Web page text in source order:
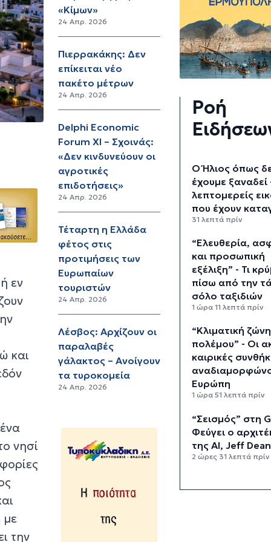
εν
και
νησί
με
την
«Κίμων»
24 Απρ. 2026
Πιερρακάκης: Δεν
επίκειται νέο
πακέτο μέτρων
24 Απρ. 2026
Delphi Economic
Forum XI – Σχοινάς:
«Δεν κινδυνεύουν οι
αγροτικές
επιδοτήσεις»
24 Απρ. 2026
Τέταρτη η Ελλάδα
φέτος στις
προτιμήσεις των
Ευρωπαίων
τουριστών
24 Απρ. 2026
Λέσβος: Αρχίζουν οι
παραλαβές
γάλακτος – Ανοίγουν
τα τυροκομεία
24 Απρ. 2026
Ροή
Ο Ήλιος όπως
έχουμε ξαναδεί
λεπτομερείς
που έχουν
31 λεπτά πρίν
“Ελευθερία,
και προσωπική
εξέλιξη” - Τι
πίσω από την
σόλο ταξιδιών
1 ώρα 11 λεπτά πρίν
“Κλιματική ζώνη
πολέμου” - Οι
καιρικές
Ευρώπη
1 ώρα 51 λεπτά πρίν
“Σεισμός” στη
Φεύγει ο
της AI, Jeff Dean
2 ώρες 31 λεπτά πρίν
αιθέριο έλαιο